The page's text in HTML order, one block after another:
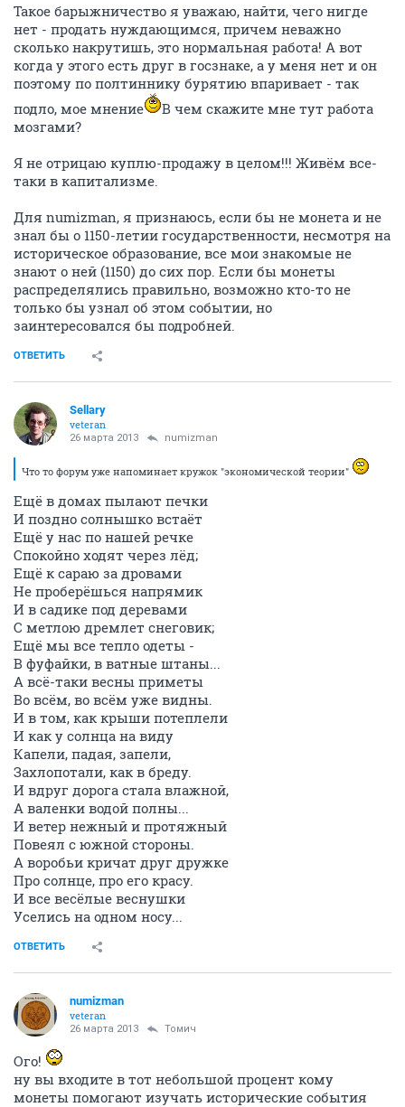
Такое барыжничество я уважаю, найти, чего нигде
нет - продать нуждающимся, причем неважно
сколько накрутишь, это нормальная работа! А вот
когда у этого есть друг в госзнаке, а у меня нет и он
поэтому по полтиннику бурятию впаривает - так
подло, мое мнение
В чем скажите мне тут работа
мозгами?
Я не отрицаю куплю-продажу в целом!!! Живём все-
таки в капитализме.
Для numizman, я признаюсь, если бы не монета и не
знал бы о 1150-летии государственности, несмотря на
историческое образование, все мои знакомые не
знают о ней (1150) до сих пор. Если бы монеты
распределялись правильно, возможно кто-то не
только бы узнал об этом событии, но
заинтересовался бы подробней.
ОТВЕТИТЬ
Sellary
veteran
26 марта 2013 numizman
Что то форум уже напоминает кружок "экономической теории"
Ещё в домах пылают печки
И поздно солнышко встаёт
Ещё у нас по нашей речке
Спокойно ходят через лёд;
Ещё к сараю за дровами
Не проберёшься напрямик
И в садике под деревами
С метлою дремлет снеговик;
Ещё мы все тепло одеты -
В фуфайки, в ватные штаны...
А всё-таки весны приметы
Во всём, во всём уже видны.
И в том, как крыши потеплели
И как у солнца на виду
Капели, падая, запели,
Захлопотали, как в бреду.
И вдруг дорога стала влажной,
А валенки водой полны...
И ветер нежный и протяжный
Повеял с южной стороны.
А воробьи кричат друг дружке
Про солнце, про его красу.
И все весёлые веснушки
Уселись на одном носу...
ОТВЕТИТЬ
numizman
veteran
26 марта 2013 Томич
Ого!
ну вы входите в тот небольшой процент кому
монеты помогают изучать исторические события